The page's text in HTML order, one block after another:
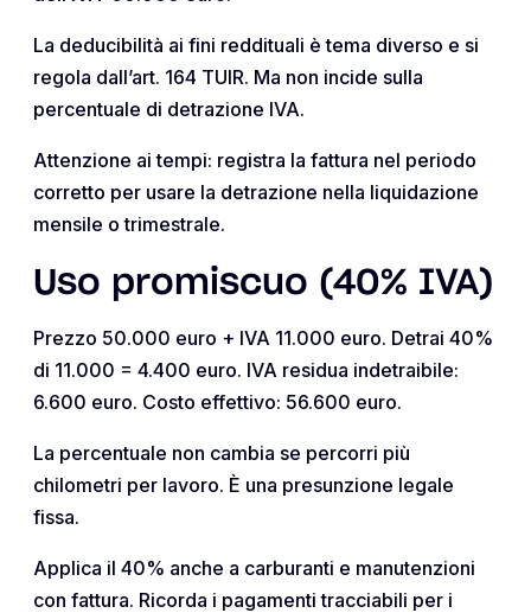
La deducibilità ai fini reddituali è tema diverso e si
regola dall’art. 164 TUIR. Ma non incide sulla
percentuale di detrazione IVA.
Attenzione ai tempi: registra la fattura nel periodo
corretto per usare la detrazione nella liquidazione
mensile o trimestrale.
Uso promiscuo (40% IVA)
Prezzo 50.000 euro + IVA 11.000 euro. Detrai 40%
di 11.000 = 4.400 euro. IVA residua indetraibile:
6.600 euro. Costo effettivo: 56.600 euro.
La percentuale non cambia se percorri più
chilometri per lavoro. È una presunzione legale
fissa.
Applica il 40% anche a carburanti e manutenzioni
con fattura. Ricorda i pagamenti tracciabili per i